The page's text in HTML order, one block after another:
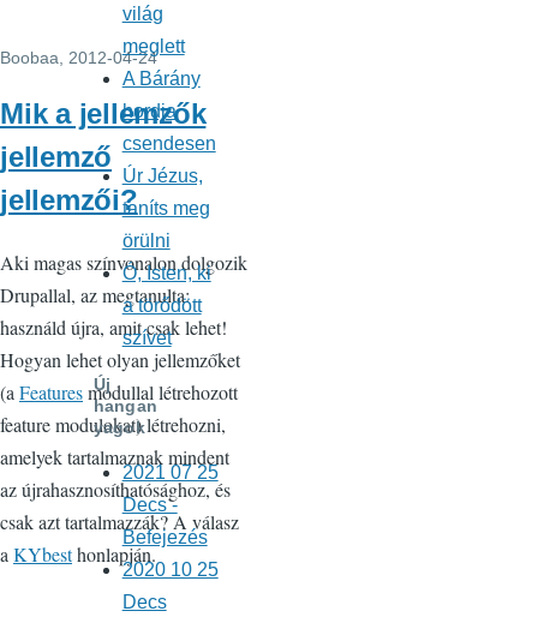
Boobaa , 2012-04-24
Mik a jellemzők
jellemző
jellemzői?
Aki magas színvonalon dolgozik
Drupallal, az megtanulta:
használd újra, amit csak lehet!
Hogyan lehet olyan jellemzőket
(a Featuresmodullal létrehozott
feature modulokat) létrehozni,
amelyek tartalmaznak mindent
az újrahasznosíthatósághoz, és
csak azt tartalmazzák? A válasz
a KYbesthonlapján.
világ
meglett
A Bárány
hordja
csendesen
Úr Jézus,
taníts meg
örülni
Ó, Isten, ki
a törődött
szívet
Új
hangan
yagok
2021 07 25
Decs -
Befejezés
2020 10 25
Decs